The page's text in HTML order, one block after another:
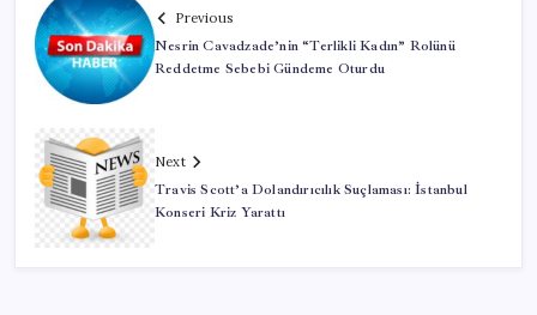
Previous
Nesrin Cavadzade’nin “Terlikli Kadın” Rolünü
Reddetme Sebebi Gündeme Oturdu
Next
Travis Scott’a Dolandırıcılık Suçlaması: İstanbul
Konseri Kriz Yarattı